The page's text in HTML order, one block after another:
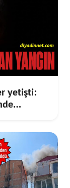
yetişti: